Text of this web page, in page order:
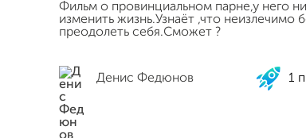
Фильм о провинциальном парне,у него
изменить жизнь.Узнаёт ,что неизлечимо
преодолеть себя.Сможет ?
Денис Федюнов 1